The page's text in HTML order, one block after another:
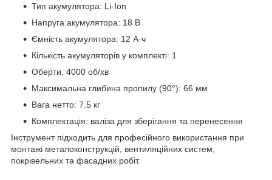
Тип акумулятора: Li-Ion
Напруга акумулятора: 18 В
Ємність акумулятора: 12 А·ч
Кількість акумуляторів у комплекті: 1
Оберти: 4000 об/хв
Максимальна глибина пропилу (90°): 66 мм
Вага нетто: 7.5 кг
Комплектація: валіза для зберігання та перенесення
Інструмент підходить для професійного використання при
монтажі металоконструкцій, вентиляційних систем,
покрівельних та фасадних робіт.